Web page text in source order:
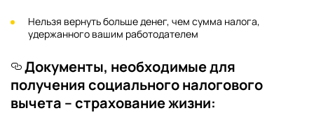
Нельзя вернуть больше денег, чем сумма налога,
удержанного вашим работодателем
Документы, необходимые для
получения социального налогового
вычета – страхование жизни: